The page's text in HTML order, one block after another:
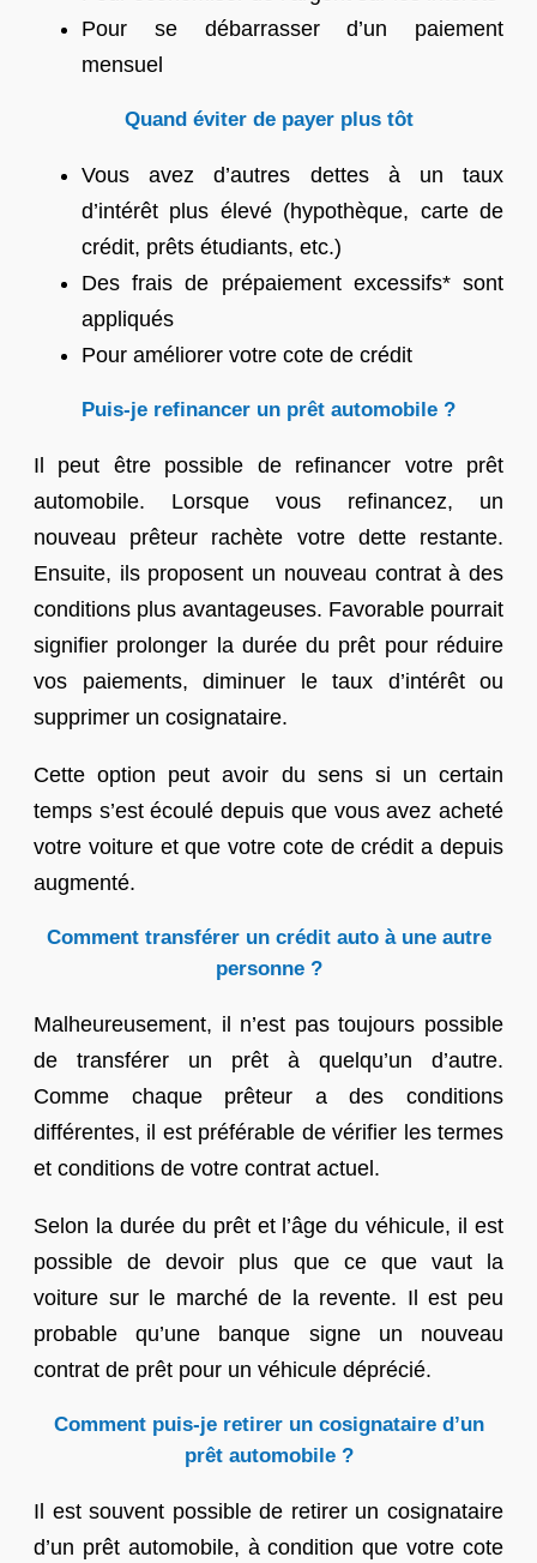
Pour se débarrasser d’un paiement
mensuel
Quand éviter de payer plus tôt
Vous avez d’autres dettes à un taux
d’intérêt plus élevé (hypothèque, carte de
crédit, prêts étudiants, etc.)
Des frais de prépaiement excessifs* sont
appliqués
Pour améliorer votre cote de crédit
Puis-je refinancer un prêt automobile ?
Il peut être possible de refinancer votre prêt
automobile. Lorsque vous refinancez, un
nouveau prêteur rachète votre dette restante.
Ensuite, ils proposent un nouveau contrat à des
conditions plus avantageuses. Favorable pourrait
signifier prolonger la durée du prêt pour réduire
vos paiements, diminuer le taux d’intérêt ou
supprimer un cosignataire.
Cette option peut avoir du sens si un certain
temps s’est écoulé depuis que vous avez acheté
votre voiture et que votre cote de crédit a depuis
augmenté.
Comment transférer un crédit auto à une autre
personne ?
Malheureusement, il n’est pas toujours possible
de transférer un prêt à quelqu’un d’autre.
Comme chaque prêteur a des conditions
différentes, il est préférable de vérifier les termes
et conditions de votre contrat actuel.
Selon la durée du prêt et l’âge du véhicule, il est
possible de devoir plus que ce que vaut la
voiture sur le marché de la revente. Il est peu
probable qu’une banque signe un nouveau
contrat de prêt pour un véhicule déprécié.
Comment puis-je retirer un cosignataire d’un
prêt automobile ?
Il est souvent possible de retirer un cosignataire
d’un prêt automobile, à condition que votre cote